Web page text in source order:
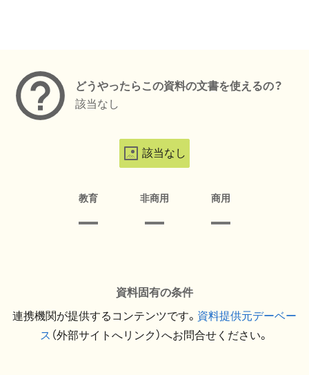
どうやったらこの資料の文書を使えるの？
該当なし
該当なし
教育 非商用 商用
資料固有の条件
連携機関が提供するコンテンツです。 資料提供元デーベー
ス （外部サイトへリンク）へお問合せください。